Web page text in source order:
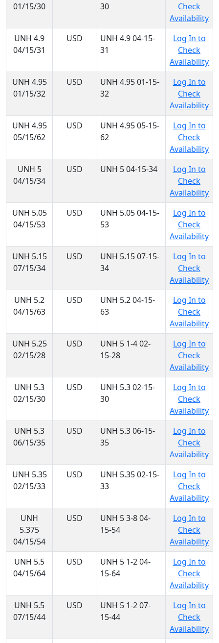
01/15/30
30
Check
Availability
UNH 4.9
04/15/31
USD
UNH 4.9 04-15-
31
Log In to
Check
Availability
UNH 4.95
01/15/32
USD
UNH 4.95 01-15-
32
Log In to
Check
Availability
UNH 4.95
05/15/62
USD
UNH 4.95 05-15-
62
Log In to
Check
Availability
UNH 5
04/15/34
USD UNH 5 04-15-34
Log In to
Check
Availability
UNH 5.05
04/15/53
USD
UNH 5.05 04-15-
53
Log In to
Check
Availability
UNH 5.15
07/15/34
USD
UNH 5.15 07-15-
34
Log In to
Check
Availability
UNH 5.2
04/15/63
USD
UNH 5.2 04-15-
63
Log In to
Check
Availability
UNH 5.25
02/15/28
USD
UNH 5 1-4 02-
15-28
Log In to
Check
Availability
UNH 5.3
02/15/30
USD
UNH 5.3 02-15-
30
Log In to
Check
Availability
UNH 5.3
06/15/35
USD
UNH 5.3 06-15-
35
Log In to
Check
Availability
UNH 5.35
02/15/33
USD
UNH 5.35 02-15-
33
Log In to
Check
Availability
UNH
5.375
04/15/54
USD
UNH 5 3-8 04-
15-54
Log In to
Check
Availability
UNH 5.5
04/15/64
USD
UNH 5 1-2 04-
15-64
Log In to
Check
Availability
UNH 5.5
07/15/44
USD
UNH 5 1-2 07-
15-44
Log In to
Check
Availability